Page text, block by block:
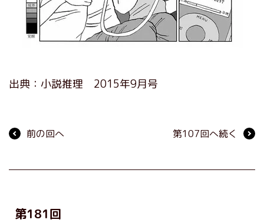
出典：小説推理 2015年9月号
前の回へ 第107回へ続く
第181回